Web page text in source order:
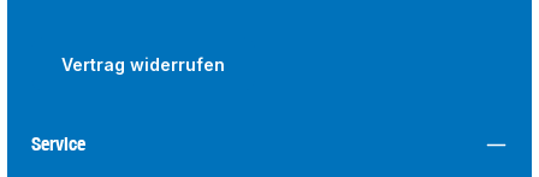
Vertrag widerrufen
Service